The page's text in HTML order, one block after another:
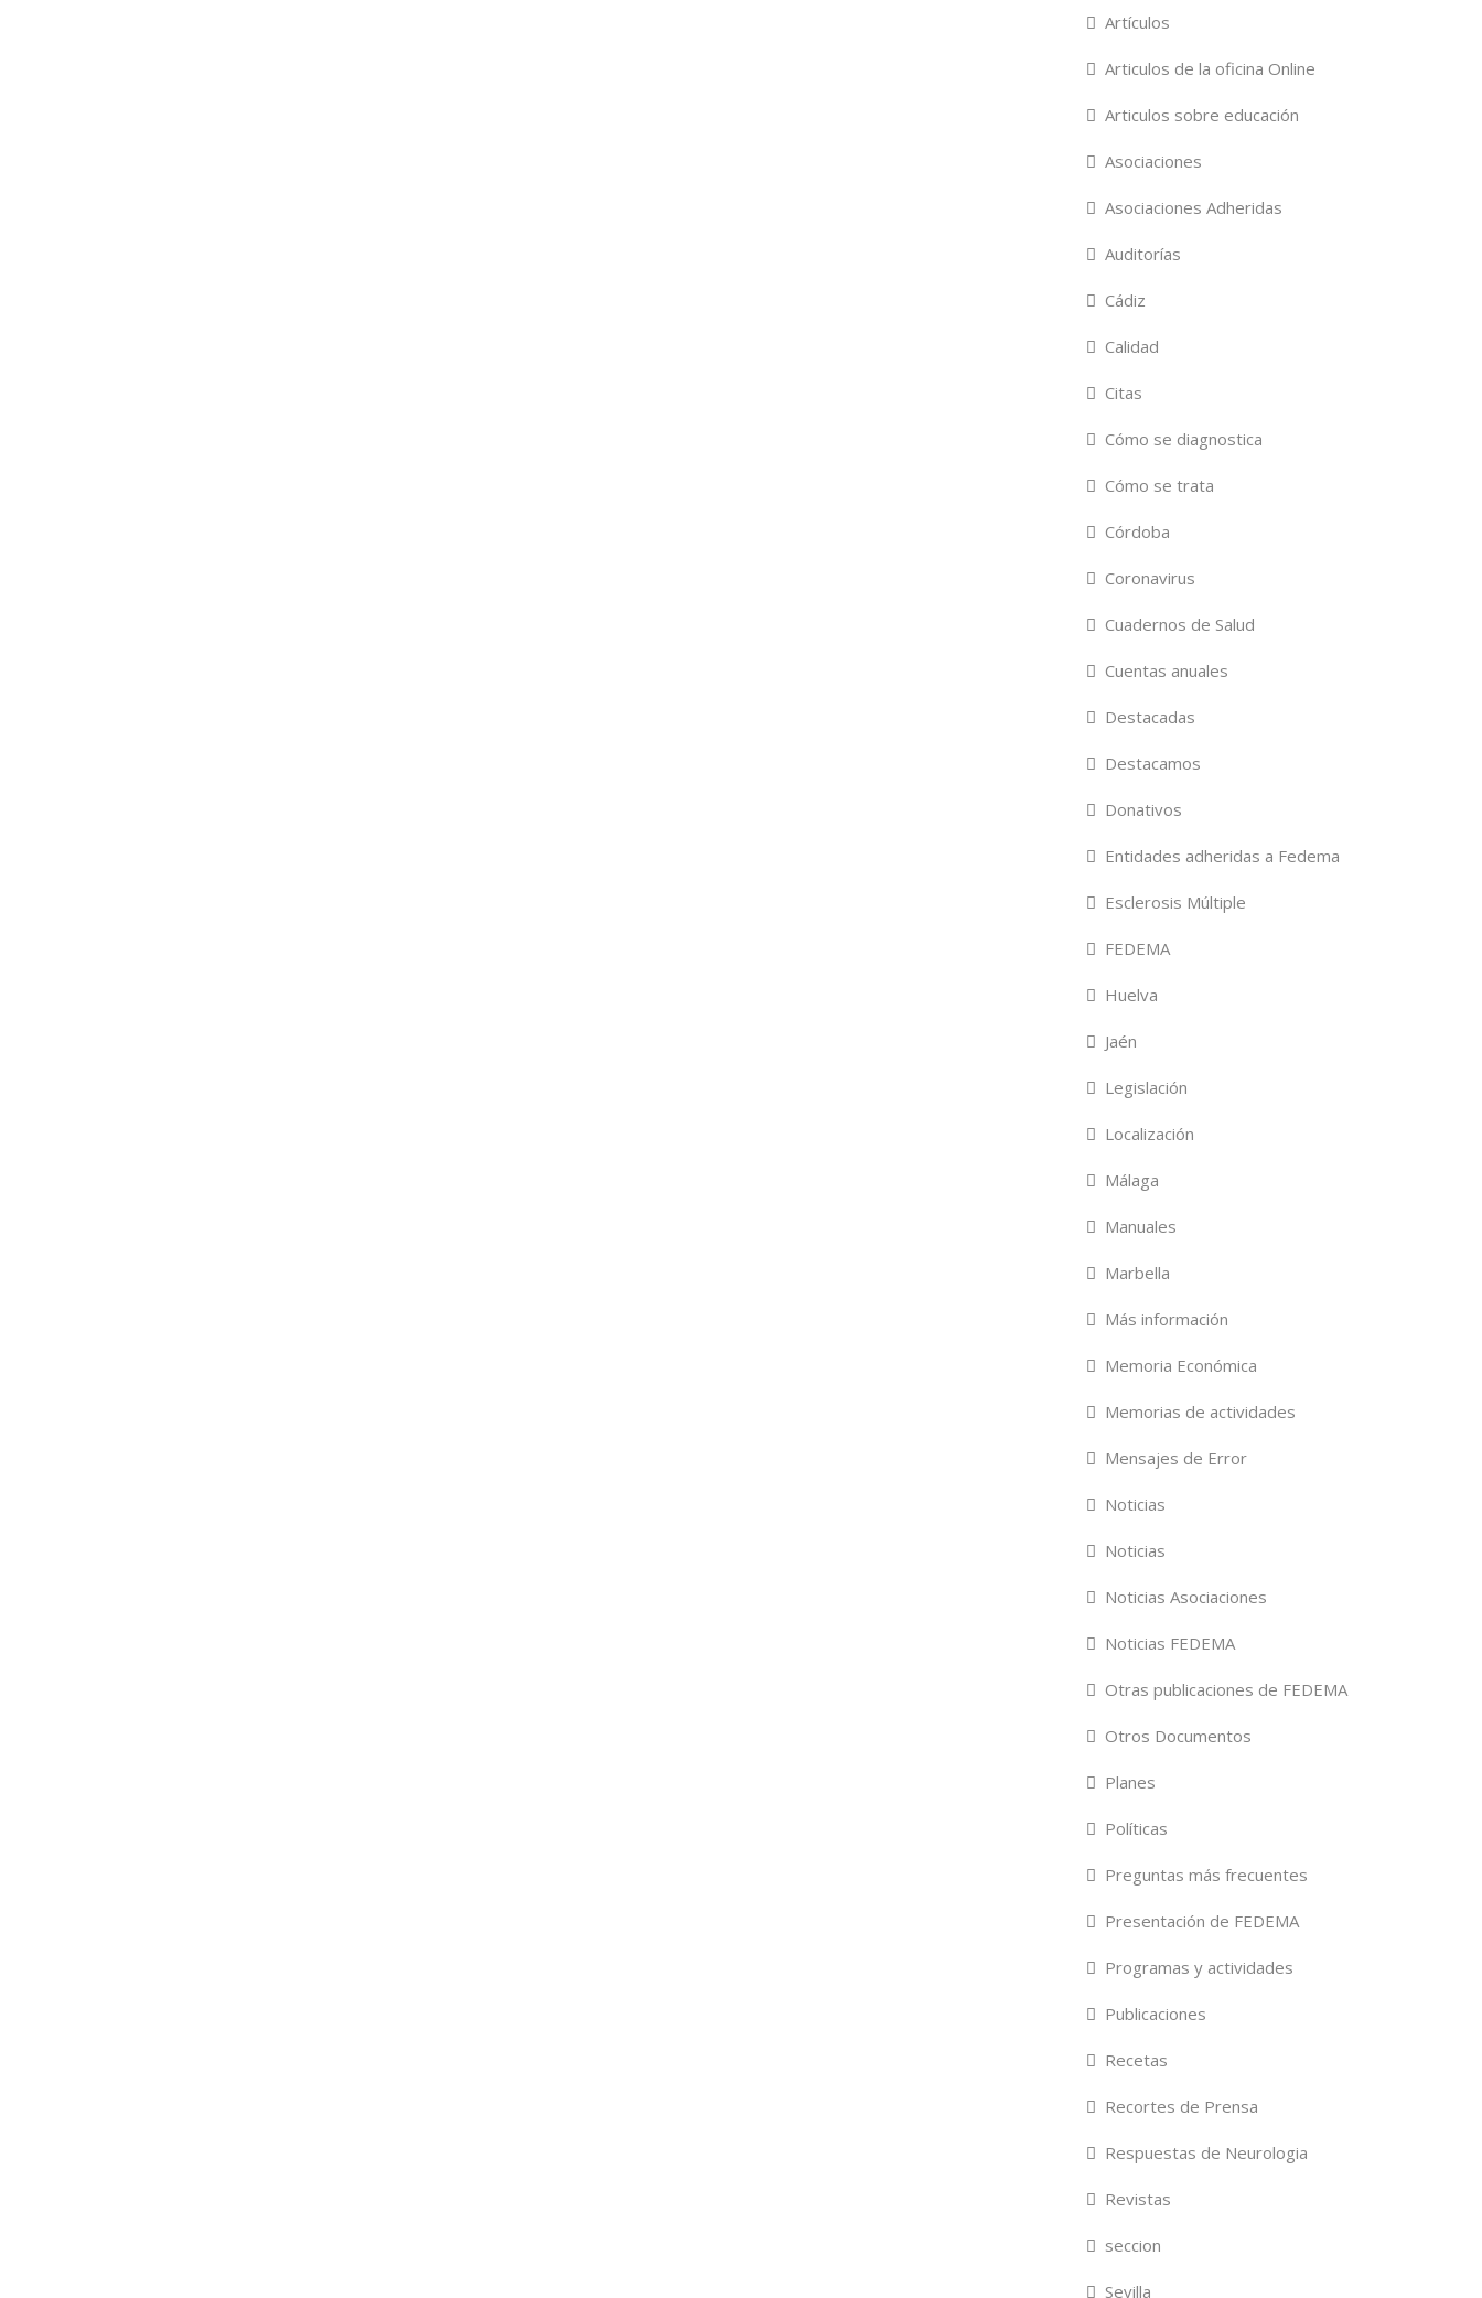
Artículos
Articulos de la oficina Online
Articulos sobre educación
Asociaciones
Asociaciones Adheridas
Auditorías
Cádiz
Calidad
Citas
Cómo se diagnostica
Cómo se trata
Córdoba
Coronavirus
Cuadernos de Salud
Cuentas anuales
Destacadas
Destacamos
Donativos
Entidades adheridas a Fedema
Esclerosis Múltiple
FEDEMA
Huelva
Jaén
Legislación
Localización
Málaga
Manuales
Marbella
Más información
Memoria Económica
Memorias de actividades
Mensajes de Error
Noticias
Noticias
Noticias Asociaciones
Noticias FEDEMA
Otras publicaciones de FEDEMA
Otros Documentos
Planes
Políticas
Preguntas más frecuentes
Presentación de FEDEMA
Programas y actividades
Publicaciones
Recetas
Recortes de Prensa
Respuestas de Neurologia
Revistas
seccion
Sevilla